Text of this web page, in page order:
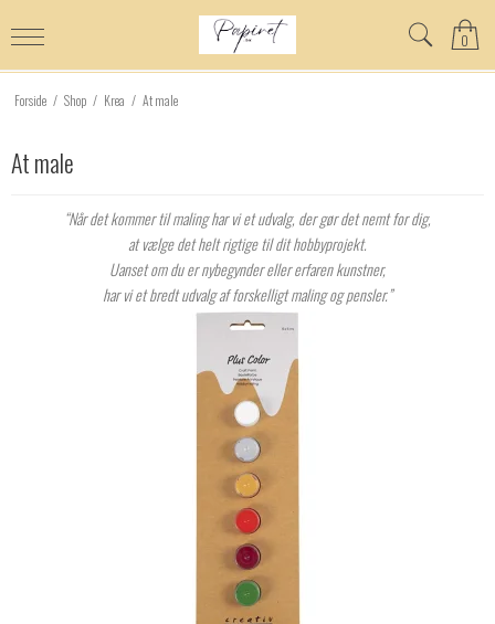
0
Forside / Shop / Krea / At male
At male
“Når det kommer til maling har vi et udvalg, der gør det nemt for dig,
at vælge det helt rigtige til dit hobbyprojekt.
Uanset om du er nybegynder eller erfaren kunstner,
har vi et bredt udvalg af forskelligt maling og pensler.”